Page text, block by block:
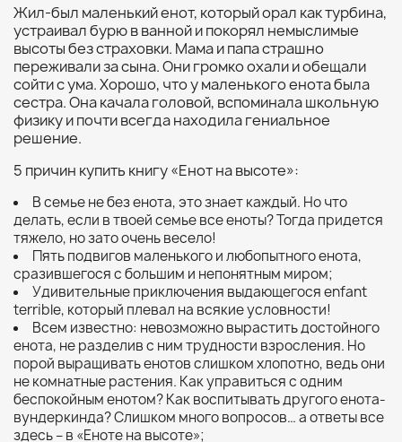
Жил-был маленький енот, который орал как турбина,
устраивал бурю в ванной и покорял немыслимые
высоты без страховки. Мама и папа страшно
переживали за сына. Они громко охали и обещали
сойти с ума. Хорошо, что у маленького енота была
сестра. Она качала головой, вспоминала школьную
физику и почти всегда находила гениальное
решение.
5 причин купить книгу «Енот на высоте»:
В семье не без енота, это знает каждый. Но что
делать, если в твоей семье все еноты? Тогда придется
тяжело, но зато очень весело!
Пять подвигов маленького и любопытного енота,
сразившегося с большим и непонятным миром;
Удивительные приключения выдающегося enfant
terrible, который плевал на всякие условности!
Всем известно: невозможно вырастить достойного
енота, не разделив с ним трудности взросления. Но
порой выращивать енотов слишком хлопотно, ведь они
не комнатные растения. Как управиться с одним
беспокойным енотом? Как воспитывать другого енота-
вундеркинда? Слишком много вопросов… а ответы все
здесь – в «Еноте на высоте»;